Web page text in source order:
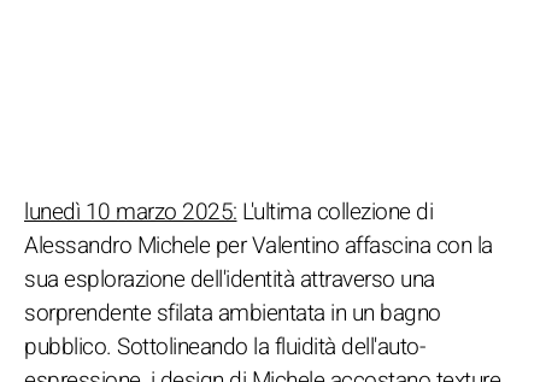
lunedì 10 marzo 2025: L'ultima collezione di
Alessandro Michele per Valentino affascina con la
sua esplorazione dell'identità attraverso una
sorprendente sfilata ambientata in un bagno
pubblico. Sottolineando la fluidità dell'auto-